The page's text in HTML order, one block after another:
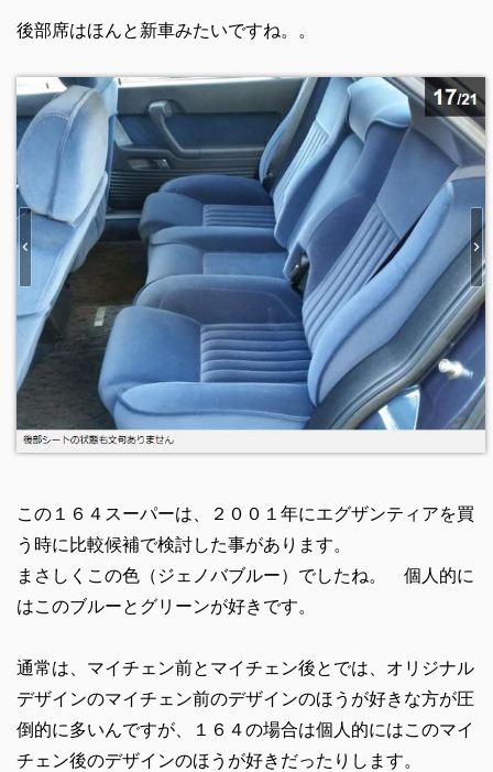
後部席はほんと新車みたいですね。。
この１６４スーパーは、２００１年にエグザンティアを買
う時に比較候補で検討した事があります。
まさしくこの色（ジェノバブルー）でしたね。 個人的に
はこのブルーとグリーンが好きです。
通常は、マイチェン前とマイチェン後とでは、オリジナル
デザインのマイチェン前のデザインのほうが好きな方が圧
倒的に多いんですが、１６４の場合は個人的にはこのマイ
チェン後のデザインのほうが好きだったりします。